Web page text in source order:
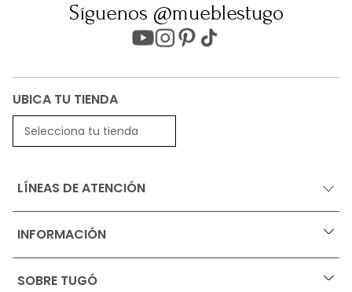
Síguenos @mueblestugo
UBICA TU TIENDA
Selecciona tu tienda
LÍNEAS DE ATENCIÓN
INFORMACIÓN +
Ofertas vigentes
SOBRE TUGÓ +